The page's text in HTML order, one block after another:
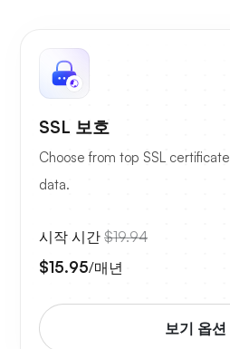
SSL 보호
Choose from top SSL
data.
시작 시간 $19.94
$15.95/매년
보기 옵션